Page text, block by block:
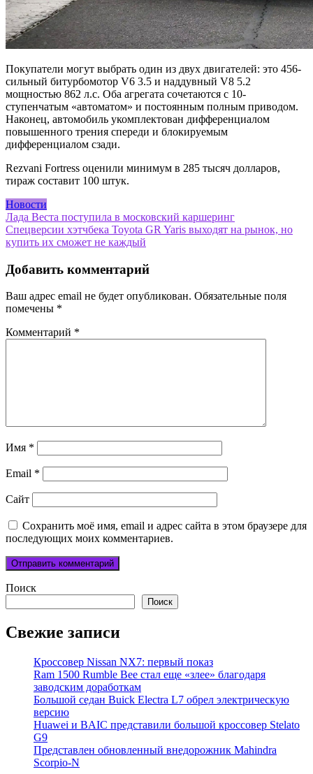
Покупатели могут выбрать один из двух двигателей: это 456-
сильный битурбомотор V6 3.5 и наддувный V8 5.2
мощностью 862 л.с. Оба агрегата сочетаются с 10-
ступенчатым «автоматом» и постоянным полным приводом.
Наконец, автомобиль укомплектован дифференциалом
повышенного трения спереди и блокируемым
дифференциалом сзади.
Rezvani Fortress оценили минимум в 285 тысяч долларов,
тираж составит 100 штук.
Новости
Навигация
по
Лада Веста поступила в московский каршеринг
Спецверсии хэтчбека Toyota GR Yaris выходят на рынок, но
купить их сможет не каждый
Добавить комментарий
Ваш адрес email не будет опубликован. Обязательные поля
помечены *
Комментарий *
Имя *
Email *
Сайт
Сохранить моё имя, email и адрес сайта в этом браузере для
последующих моих комментариев.
Поиск
Поиск
Свежие записи
Кроссовер Nissan NX7: первый показ
Ram 1500 Rumble Bee стал еще «злее» благодаря
заводским доработкам
Большой седан Buick Electra L7 обрел электрическую
версию
Huawei и BAIC представили большой кроссовер Stelato
G9
Представлен обновленный внедорожник Mahindra
Scorpio-N